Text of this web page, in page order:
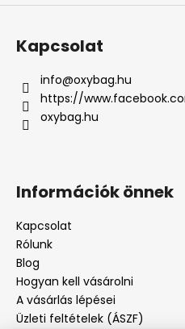
Kapcsolat
info@oxybag.hu
https://
oxybag.hu
Információk önnek
Kapcsolat
Rólunk
Blog
Hogyan kell vásárolni
A vásárlás lépései
Üzleti feltételek (ÁSZF)